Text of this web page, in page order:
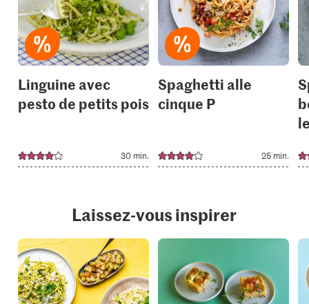
to
your
collections.
Linguine avec
pesto de petits pois
30 min.
to
your
Spaghetti alle
cinque P
25 min.
Laissez-vous inspirer